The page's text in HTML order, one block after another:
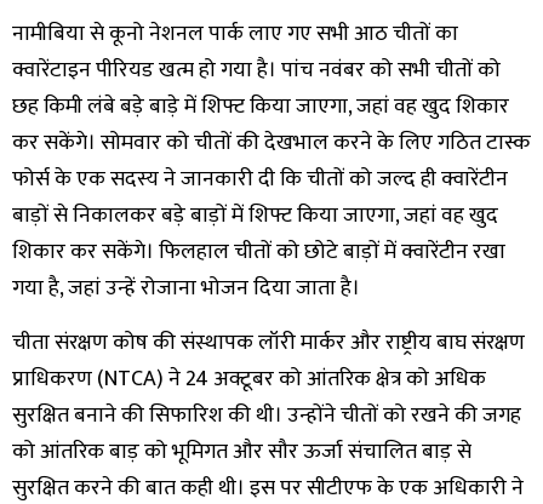
नामीबिया से कूनो नेशनल पार्क लाए गए सभी आठ चीतों का
क्वारेंटाइन पीरियड खत्म हो गया है। पांच नवंबर को सभी चीतों को
छह किमी लंबे बड़े बाड़े में शिफ्ट किया जाएगा, जहां वह खुद शिकार
कर सकेंगे। सोमवार को चीतों की देखभाल करने के लिए गठित टास्क
फोर्स के एक सदस्य ने जानकारी दी कि चीतों को जल्द ही क्वारेंटीन
बाड़ों से निकालकर बड़े बाड़ों में शिफ्ट किया जाएगा, जहां वह खुद
शिकार कर सकेंगे। फिलहाल चीतों को छोटे बाड़ों में क्वारेंटीन रखा
गया है, जहां उन्हें रोजाना भोजन दिया जाता है।
चीता संरक्षण कोष की संस्थापक लॉरी मार्कर और राष्ट्रीय बाघ संरक्षण
प्राधिकरण (NTCA) ने 24 अक्टूबर को आंतरिक क्षेत्र को अधिक
सुरक्षित बनाने की सिफारिश की थी। उन्होंने चीतों को रखने की जगह
को आंतरिक बाड़ को भूमिगत और सौर ऊर्जा संचालित बाड़ से
सुरक्षित करने की बात कही थी। इस पर सीटीएफ के एक अधिकारी ने